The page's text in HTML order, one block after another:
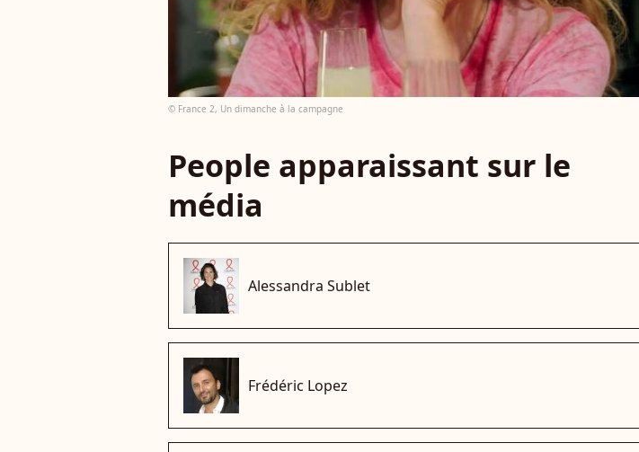
© France 2, Un dimanche à la campagne
People apparaissant sur le
média
Alessandra Sublet
Frédéric Lopez